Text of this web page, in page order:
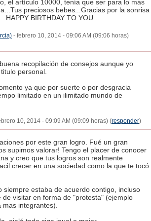
el artículo 10000, tenía que ser para lo más
preciosos bebes...Gracias por la sonrisa
BIRTHDAY TO YOU...
- febrero 10, 2014 - 09:06 AM (09:06 horas)
recopilación de consejos aunque yo
personal.
ya que por suerte o por desgracia
limitado en un ilimitado mundo de
10, 2014 - 09:09 AM (09:09 horas) (responder)
por este gran logro. Fué un gran
supimos valorar! Tengo el placer de conocer
y creo que tus logros son realmente
crecer en una sociedad como la que te tocó
siempre estaba de acuerdo contigo, incluso
de visitar en forma de "protesta" (ejemplo
integrantes).